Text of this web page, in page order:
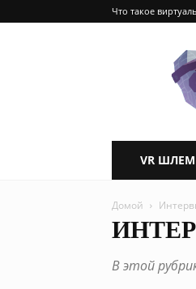
Что такое
VR
Домой
В этой